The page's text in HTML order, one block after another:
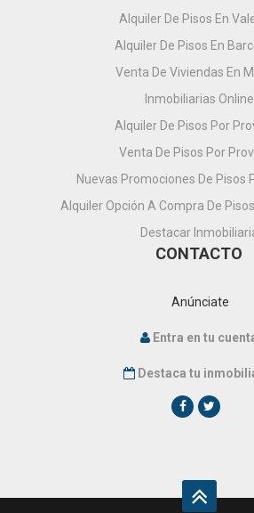
Alquiler De Pisos En
Alquiler De Pisos En
Venta De Viviendas En
Inmobiliarias Online
Alquiler De Pisos Por
Venta De Pisos Por
Nuevas Promociones De Pisos
Alquiler Opción A Compra De
Destacar
CONTACTO
Anúnciate
Entra en tu
Destaca tu